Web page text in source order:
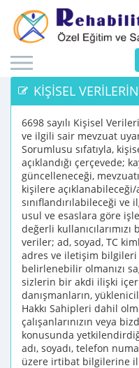
KİŞİSEL
6698 sayılı Kişisel
ve ilgili sair mevzuat
Sorumlusu sıfatıyla,
açıklandığı çerçevede;
güncelleneceği,
kişilere
sınıflandırılabileceği
usul ve esaslara göre
değerli
veriler; ad, soyad, TC
adres ve iletişim
belirlenebilir olmanızı
sizlerin bir akdi ilişki
danışmanların,
Hakkı Sahipleri dahil
çalışanlarınızın veya
konusunda
adı, soyadı, telefon
üzere irtibat bilgilerine